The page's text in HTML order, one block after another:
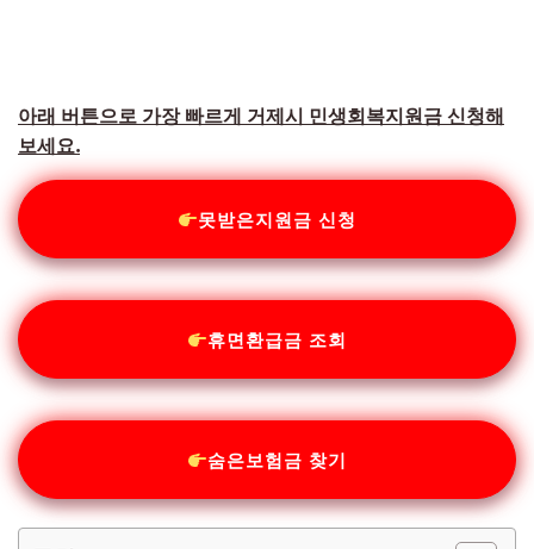
아래 버튼으로 가장 빠르게 거제시 민생회복지원금 신청해
보세요.
못받은지원금 신청
휴면환급금 조회
숨은보험금 찾기